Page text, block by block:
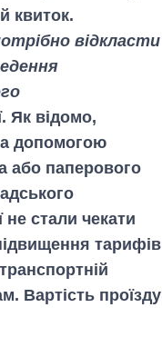
квиток.
відкласти
Як відомо,
допомогою
або паперового
не стали чекати
тарифів
Вартість проїзду